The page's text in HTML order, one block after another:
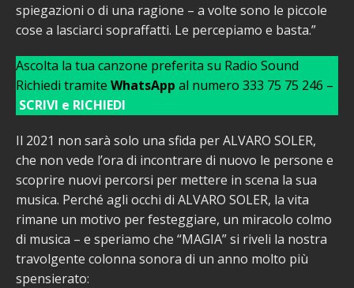
spiegazioni o di una ragione – a volte sono le piccole
cose a lasciarci sopraffatti. Le percepiamo e basta.”
Ascolta la tua canzone preferita su Radio Sound
Richiedi tramite WhatsApp al numero 333 75 75 246 –
SCRIVI e RICHIEDI
Il 2021 non sarà solo una sfida per ALVARO SOLER,
che non vede l’ora di incontrare di nuovo le persone e
scoprire nuovi percorsi per mettere in scena la sua
musica. Perché agli occhi di ALVARO SOLER, la vita
rimane un motivo per festeggiare, un miracolo colmo
di musica – e speriamo che “MAGIA” si riveli la nostra
travolgente colonna sonora di un anno molto più
spensierato: